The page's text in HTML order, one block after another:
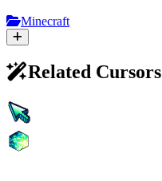
Minecraft
Related Cursors